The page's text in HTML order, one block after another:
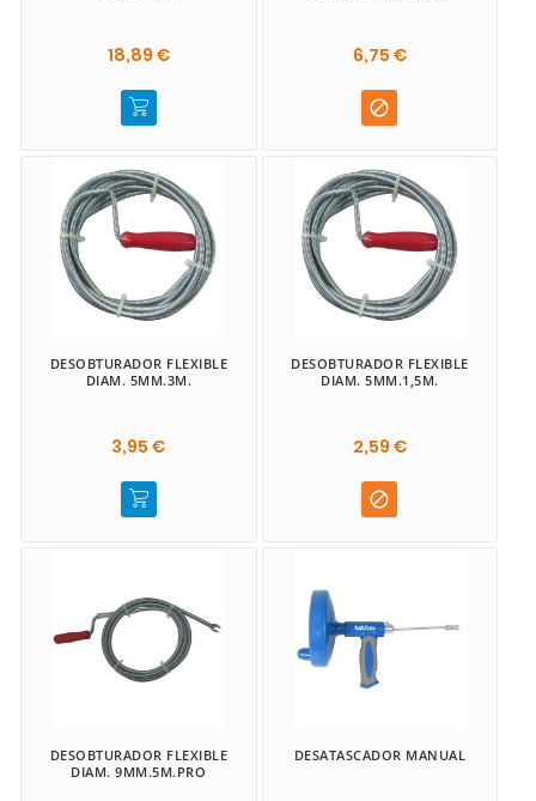
18,89 € 6,75 €

DESOBTURADOR FLEXIBLE
DIAM. 5MM.3M.
3,95 €
DESOBTURADOR FLEXIBLE
DIAM. 5MM.1,5M.
2,59 €

DESOBTURADOR FLEXIBLE
DIAM. 9MM.5M.PRO
DESATASCADOR MANUAL